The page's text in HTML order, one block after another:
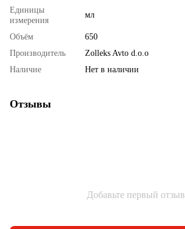
Единицы
измерения
мл
Объём
650
Производитель
Zolleks Avto d.o.o
Наличие
Нет в наличии
Отзывы
Добавьте первый отзыв